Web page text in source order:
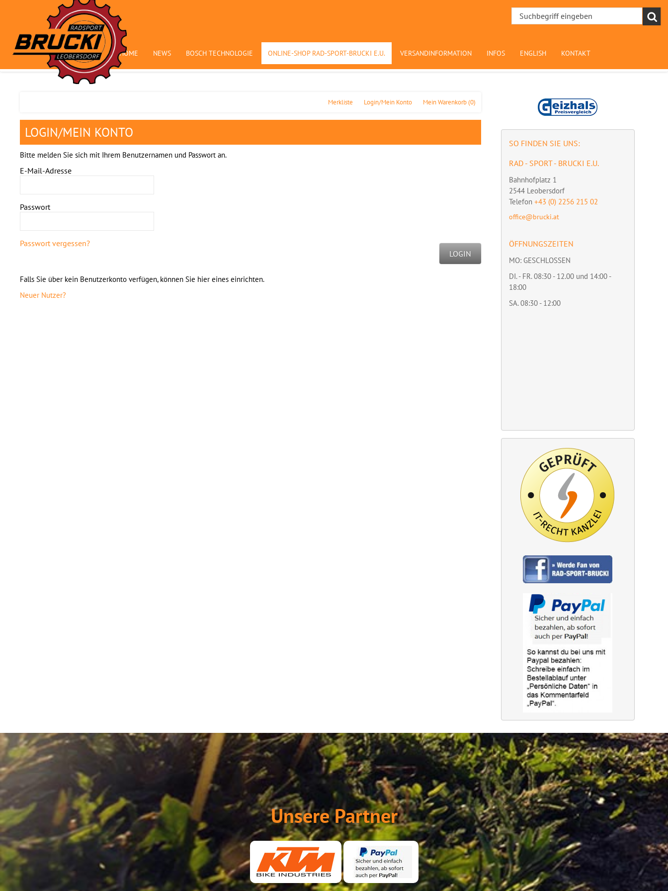
HOME NEWS BOSCH TECHNOLOGIE ONLINE-SHOP RAD-SPORT-BRUCKI E.U. VERSANDINFORMATION INFOS ENGLISH KONTAKT
Mein Warenkorb(0)
Login/Mein Konto
Merkliste
LOGIN/MEIN KONTO
Bitte melden Sie sich mit Ihrem Benutzernamen und Passwort an.
E-Mail-Adresse
Passwort
LOGIN
Passwort vergessen?
Falls Sie über kein Benutzerkonto verfügen, können Sie hier eines einrichten.
Neuer Nutzer?
SO FINDEN SIE UNS:
RAD - SPORT - BRUCKI E.U.
Bahnhofplatz 1
2544 Leobersdorf
Telefon +43 (0) 2256 215 02
office@brucki.at
ÖFFNUNGSZEITEN
MO: GESCHLOSSEN
DI. - FR. 08:30 - 12.00 und 14:00 -
18:00
SA. 08:30 - 12:00
Unsere Partner